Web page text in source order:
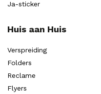
Ja-sticker
Huis aan Huis
Verspreiding
Folders
Reclame
Flyers